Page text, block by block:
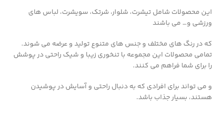
این محصولات شامل تیشرت، شلوار، شرتک، سویشرت، لباس های
ورزشی و… می باشند
که در رنگ های مختلف و جنس های متنوع تولید و عرضه می شوند.
تمامی محصولات این مجموعه با تنخوری زیبا و شیک راحتی در پوشش
را برای شما فراهم می کنند.
و می تواند برای افرادی که به دنبال راحتی و آسایش در پوشیدن
هستند، بسیار جذاب باشد.